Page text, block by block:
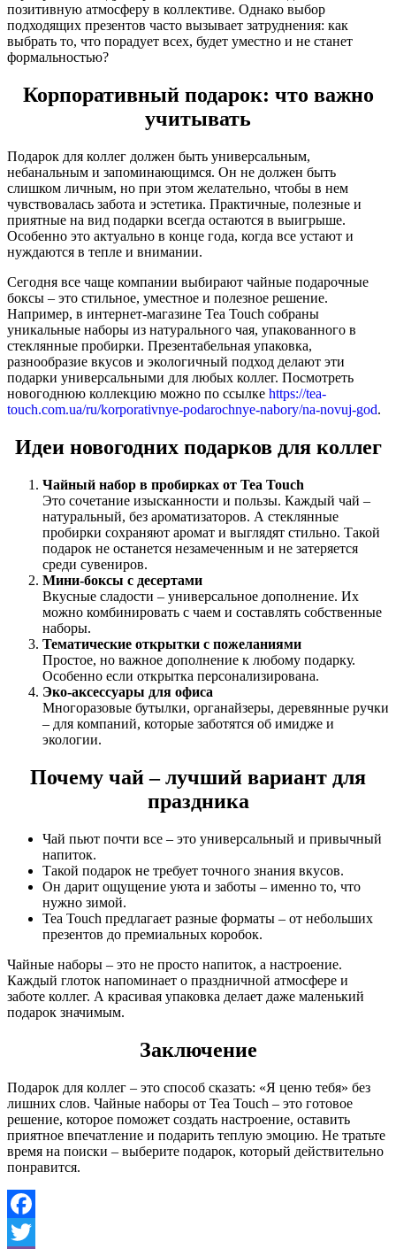
позитивную атмосферу в коллективе. Однако выбор
подходящих презентов часто вызывает затруднения: как
выбрать то, что порадует всех, будет уместно и не станет
формальностью?
Корпоративный подарок: что важно
учитывать
Подарок для коллег должен быть универсальным,
небанальным и запоминающимся. Он не должен быть
слишком личным, но при этом желательно, чтобы в нем
чувствовалась забота и эстетика. Практичные, полезные и
приятные на вид подарки всегда остаются в выигрыше.
Особенно это актуально в конце года, когда все устают и
нуждаются в тепле и внимании.
Сегодня все чаще компании выбирают чайные подарочные
боксы – это стильное, уместное и полезное решение.
Например, в интернет-магазине Tea Touch собраны
уникальные наборы из натурального чая, упакованного в
стеклянные пробирки. Презентабельная упаковка,
разнообразие вкусов и экологичный подход делают эти
подарки универсальными для любых коллег. Посмотреть
новогоднюю коллекцию можно по ссылке https://tea-
touch.com.ua/ru/korporativnye-podarochnye-nabory/na-novuj-god.
Идеи новогодних подарков для коллег
Чайный набор в пробирках от Tea Touch
Это сочетание изысканности и пользы. Каждый чай –
натуральный, без ароматизаторов. А стеклянные
пробирки сохраняют аромат и выглядят стильно. Такой
подарок не останется незамеченным и не затеряется
среди сувениров.
Мини-боксы с десертами
Вкусные сладости – универсальное дополнение. Их
можно комбинировать с чаем и составлять собственные
наборы.
Тематические открытки с пожеланиями
Простое, но важное дополнение к любому подарку.
Особенно если открытка персонализирована.
Эко-аксессуары для офиса
Многоразовые бутылки, органайзеры, деревянные ручки
– для компаний, которые заботятся об имидже и
экологии.
Почему чай – лучший вариант для
праздника
Чай пьют почти все – это универсальный и привычный
напиток.
Такой подарок не требует точного знания вкусов.
Он дарит ощущение уюта и заботы – именно то, что
нужно зимой.
Tea Touch предлагает разные форматы – от небольших
презентов до премиальных коробок.
Чайные наборы – это не просто напиток, а настроение.
Каждый глоток напоминает о праздничной атмосфере и
заботе коллег. А красивая упаковка делает даже маленький
подарок значимым.
Заключение
Подарок для коллег – это способ сказать: «Я ценю тебя» без
лишних слов. Чайные наборы от Tea Touch – это готовое
решение, которое поможет создать настроение, оставить
приятное впечатление и подарить теплую эмоцию. Не тратьте
время на поиски – выберите подарок, который действительно
понравится.
Facebook